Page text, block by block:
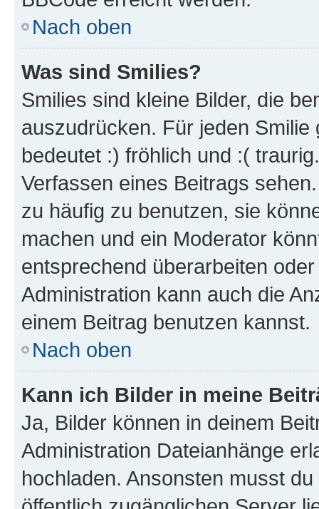
Nach oben
Was sind Smilies?
Smilies sind kleine Bilder, die
auszudrücken. Für jeden
bedeutet :) fröhlich und :(
Verfassen eines Beitrags
zu häufig zu benutzen, sie
machen und ein Moderator
entsprechend überarbeiten
Administration kann auch die
einem Beitrag benutzen kannst.
Nach oben
Kann ich Bilder in meine
Ja, Bilder können in deinem
Administration Dateianhänge
hochladen. Ansonsten musst